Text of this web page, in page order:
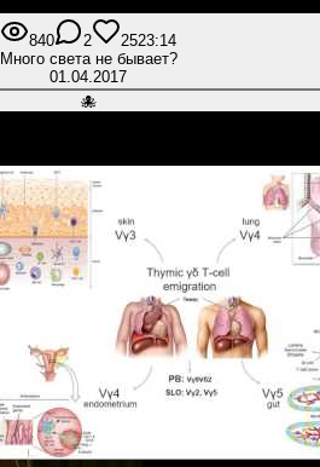
840 2 2523:14
Много света не бывает?
01.04.2017
🐙